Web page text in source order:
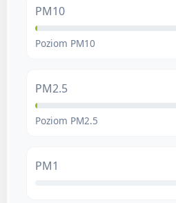
PM10
Poziom PM10
PM2.5
Poziom PM2.5
PM1